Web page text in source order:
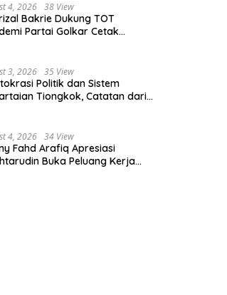
4, 2026 38 View
Bakrie Dukung TOT
Partai Golkar Cetak
3, 2026 35 View
Politik dan Sistem
Tiongkok, Catatan dari
4, 2026 34 View
Fahd Arafiq Apresiasi
Buka Peluang Kerja